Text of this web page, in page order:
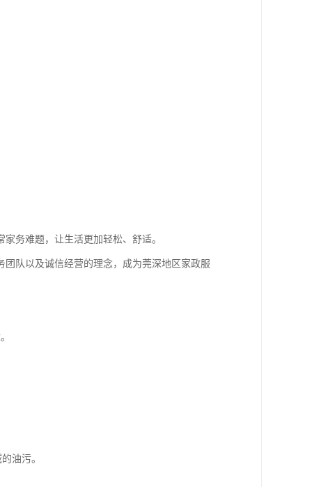
务难题，让生活更加轻松、舒适。
队以及诚信经营的理念，成为莞深地区家政服
油污。